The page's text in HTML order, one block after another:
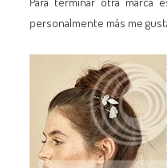
personalmente más me